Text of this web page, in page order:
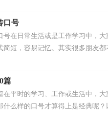
口号
号在日常生活或是工作学习中，
简短，容易记忆。其实很多朋友都
篇
在平时的学习、工作或生活中，
什么样的口号才算得上是经典呢？